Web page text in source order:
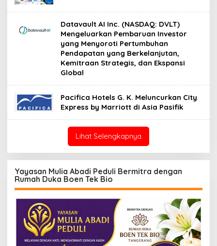
Datavault AI Inc. (NASDAQ: DVLT)
Mengeluarkan Pembaruan Investor
yang Menyoroti Pertumbuhan
Pendapatan yang Berkelanjutan,
Kemitraan Strategis, dan Ekspansi
Global
Pacifica Hotels G. K. Meluncurkan City
Express by Marriott di Asia Pasifik
Lihat Selengkapnya
Yayasan Mulia Abadi Peduli Bermitra dengan
Rumah Duka Boen Tek Bio